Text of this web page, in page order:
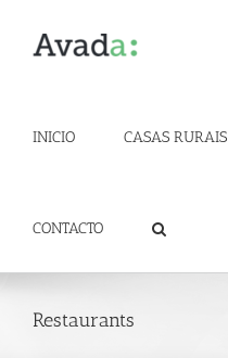
content
INICIO CASAS RURAIS
CONTACTO
Restaurants